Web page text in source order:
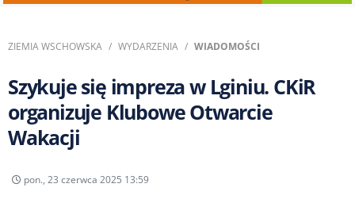
ZIEMIA WSCHOWSKA WYDARZENIA WIADOMOŚCI
Szykuje się impreza w Lginiu. CKiR
organizuje Klubowe Otwarcie
Wakacji
pon., 23 czerwca 2025 13:59